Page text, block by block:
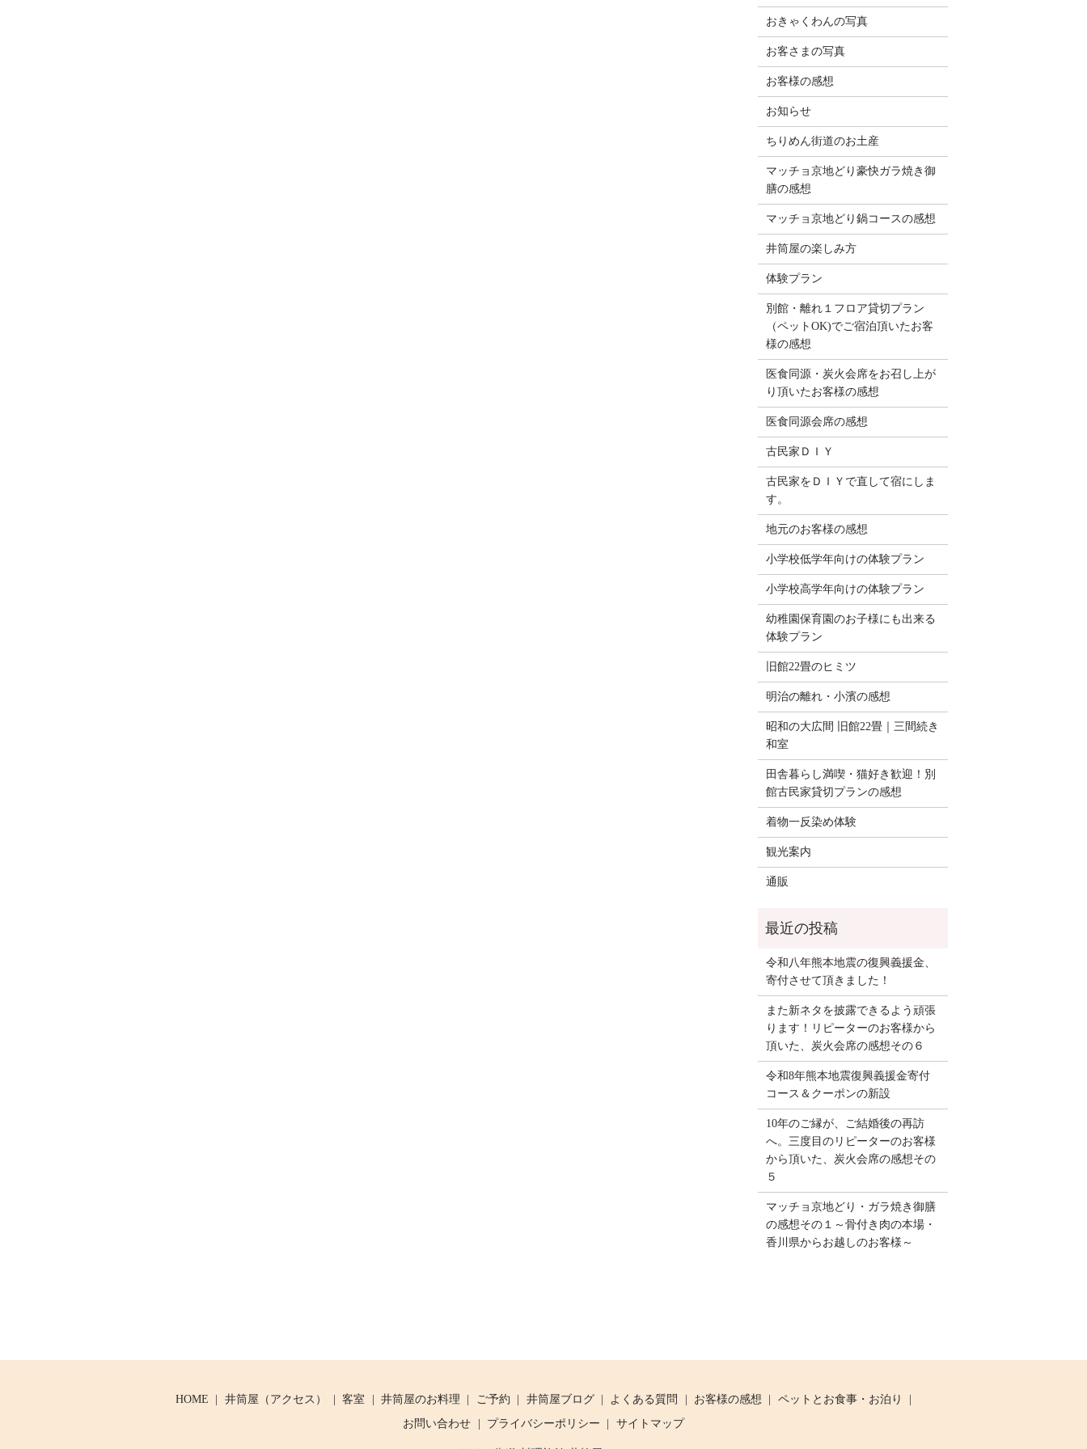
おきゃくわんの写真
お客さまの写真
お客様の感想
お知らせ
ちりめん街道のお土産
マッチョ京地どり豪快ガラ焼き御
膳の感想
マッチョ京地どり鍋コースの感想
井筒屋の楽しみ方
体験プラン
別館・離れ１フロア貸切プラン
（ペットOK)でご宿泊頂いたお客
様の感想
医食同源・炭火会席をお召し上が
り頂いたお客様の感想
医食同源会席の感想
古民家ＤＩＹ
古民家をＤＩＹで直して宿にしま
す。
地元のお客様の感想
小学校低学年向けの体験プラン
小学校高学年向けの体験プラン
幼稚園保育園のお子様にも出来る
体験プラン
旧館22畳のヒミツ
明治の離れ・小濱の感想
昭和の大広間 旧館22畳｜三間続き
和室
田舎暮らし満喫・猫好き歓迎！別
館古民家貸切プランの感想
着物一反染め体験
観光案内
通販
令和八年熊本地震の復興義援金、
寄付させて頂きました！
また新ネタを披露できるよう頑張
ります！リピーターのお客様から
頂いた、炭火会席の感想その６
令和8年熊本地震復興義援金寄付
コース＆クーポンの新設
10年のご縁が、ご結婚後の再訪
へ。三度目のリピーターのお客様
から頂いた、炭火会席の感想その
５
マッチョ京地どり・ガラ焼き御膳
の感想その１～骨付き肉の本場・
香川県からお越しのお客様～
HOME 井筒屋（アクセス） 客室 井筒屋のお料理 ご予約 井筒屋ブログ よくある質問 お客様の感想
ペットとお食事・お泊り
お問い合わせ
プライバシーポリシー サイトマップ